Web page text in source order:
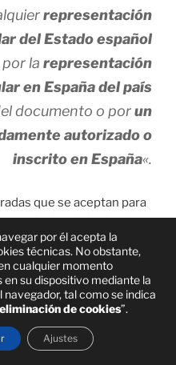
representación
del Estado español
por la representación
en España del país
documento o porun
autorizado o
inscrito en España«.
que se aceptan para
equivalencia las ha de
autorizado o
o consular del Estado
por él acepta la
técnicas. No obstante,
cualquier momento
su dispositivo mediante la
tal como se indica
de cookies”.
Ajustes